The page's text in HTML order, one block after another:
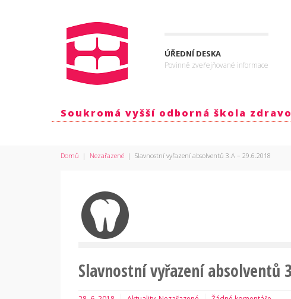
ÚŘEDNÍ DESKA
Povinně zveřejňované informace
Soukromá vyšší odborná škola
Domů | Nezařazené | Slavnostní vyřazení absolventů 3.A – 29.6.2018
Slavnostní vyřazení absolventů